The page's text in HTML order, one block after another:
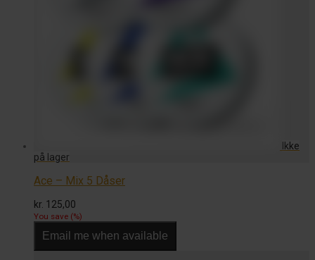
Ace – Mix 5 Dåser
kr. 125,00
You save (%)
Email me when available